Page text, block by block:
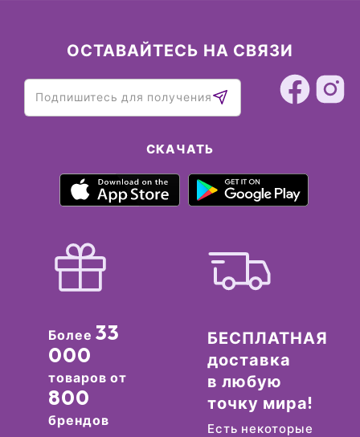
ОСТАВАЙТЕСЬ НА СВЯЗИ
СКАЧАТЬ
Более 33
000
товаров от
800
брендов
БЕСПЛАТНАЯ
доставка
в любую
точку мира!
Есть некоторые